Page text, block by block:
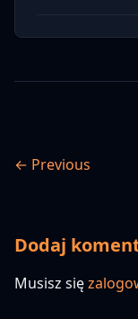
← Previous
Dodaj
Musisz się